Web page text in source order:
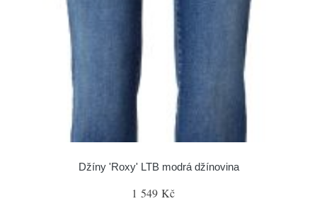
Džíny 'Roxy' LTB modrá džínovina
1 549 Kč